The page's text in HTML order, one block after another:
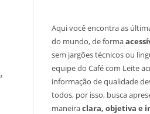
Aqui você encontra as
do mundo, de forma
sem jargões técnicos ou
equipe do Café com Leite
informação de qualidade
todos, por isso, busca
maneiraclara, objetiva e